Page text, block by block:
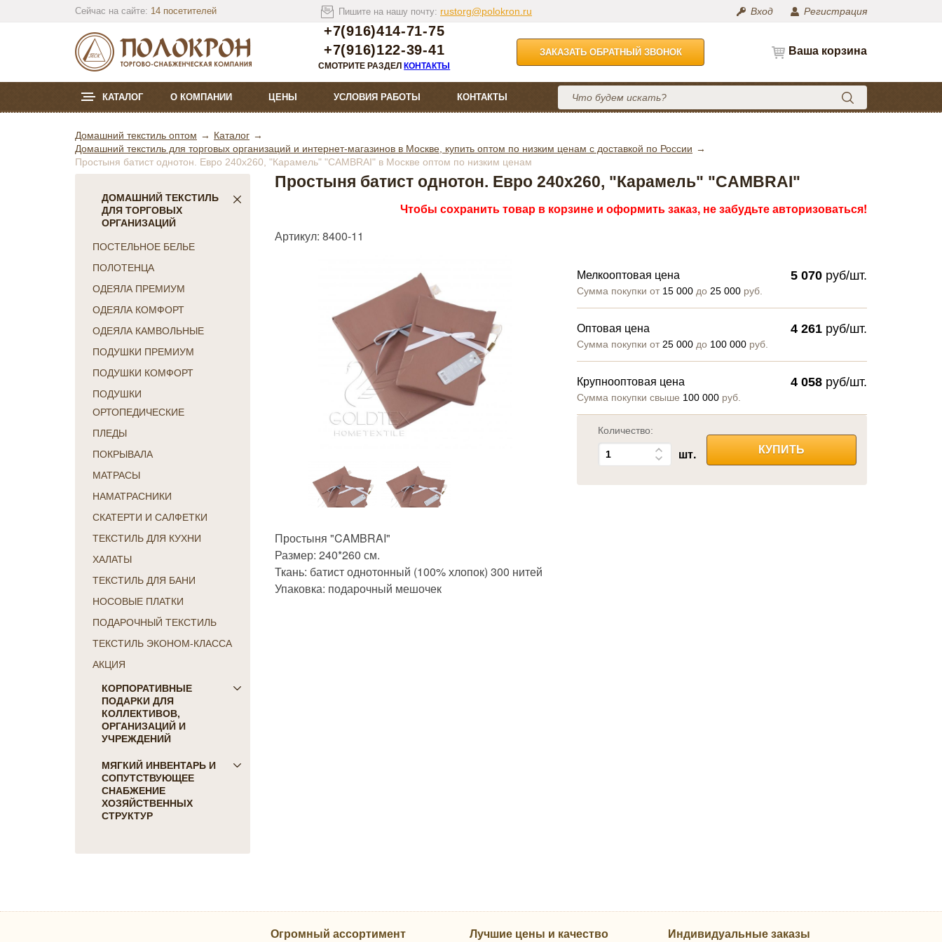
Сейчас на сайте: 14 посетителей Пишите на нашу почту: rustorg@polokron.ru Вход Регистрация
+7(916)414-71-75
+7(916)122-39-41
СМОТРИТЕ РАЗДЕЛКОНТАКТЫ
ЗАКАЗАТЬ ОБРАТНЫЙ ЗВОНОК Ваша корзина
КАТАЛОГ О КОМПАНИИ ЦЕНЫ УСЛОВИЯ РАБОТЫ КОНТАКТЫ
Домашний текстиль оптом
Каталог
Домашний текстиль для торговых организаций и интернет-магазинов в Москве, купить оптом по низким ценам с доставкой по России
Простыня батист однотон. Евро 240х260, "Карамель" "CAMBRAI" в Москве оптом по низким ценам
ДОМАШНИЙ ТЕКСТИЛЬ
ДЛЯ ТОРГОВЫХ
ОРГАНИЗАЦИЙ
ПОСТЕЛЬНОЕ БЕЛЬЕ
ПОЛОТЕНЦА
ОДЕЯЛА ПРЕМИУМ
ОДЕЯЛА КОМФОРТ
ОДЕЯЛА КАМВОЛЬНЫЕ
ПОДУШКИ ПРЕМИУМ
ПОДУШКИ КОМФОРТ
ПОДУШКИ
ОРТОПЕДИЧЕСКИЕ
ПЛЕДЫ
ПОКРЫВАЛА
МАТРАСЫ
НАМАТРАСНИКИ
СКАТЕРТИ И САЛФЕТКИ
ТЕКСТИЛЬ ДЛЯ КУХНИ
ХАЛАТЫ
ТЕКСТИЛЬ ДЛЯ БАНИ
НОСОВЫЕ ПЛАТКИ
ПОДАРОЧНЫЙ ТЕКСТИЛЬ
ТЕКСТИЛЬ ЭКОНОМ-КЛАССА
АКЦИЯ
КОРПОРАТИВНЫЕ
ПОДАРКИ ДЛЯ
КОЛЛЕКТИВОВ,
ОРГАНИЗАЦИЙ И
УЧРЕЖДЕНИЙ
ПОДАРКИ ДЛЯ КОГО:
Женщинам
Коллегам
Мужчинам
День Победы
МЯГКИЙ ИНВЕНТАРЬ И
СОПУТСТВУЮЩЕЕ
СНАБЖЕНИЕ
ХОЗЯЙСТВЕННЫХ
СТРУКТУР
Простыня батист однотон. Евро 240х260, "Карамель" "CAMBRAI"
Чтобы сохранить товар в корзине и оформить заказ, не забудьте авторизоваться!
Артикул: 8400-11
Мелкооптовая цена
Сумма покупки от 15 000до 25 000руб.
5 070 руб/шт.
Оптовая цена
Сумма покупки от 25 000до 100 000руб.
4 261 руб/шт.
Крупнооптовая цена
Сумма покупки свыше 100 000руб.
4 058 руб/шт.
Количество:
шт. КУПИТЬ
Простыня "CAMBRAI"
Размер: 240*260 см.
Ткань: батист однотонный (100% хлопок) 300 нитей
Упаковка: подарочный мешочек
Огромный ассортимент Лучшие цены и качество Индивидуальные заказы